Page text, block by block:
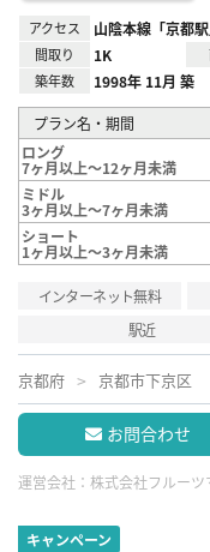
アクセス 山陰本線「京都
間取り 1K
築年数 1998年 11月 築
プラン名・期間
ロング
7ヶ月以上～12ヶ月未満
ミドル
3ヶ月以上～7ヶ月未満
ショート
1ヶ月以上～3ヶ月未満
インターネット無料
駅近
京都府 京都市下京区
お問合わせ
運営会社： 株式会社フルーツ
キャンペーン